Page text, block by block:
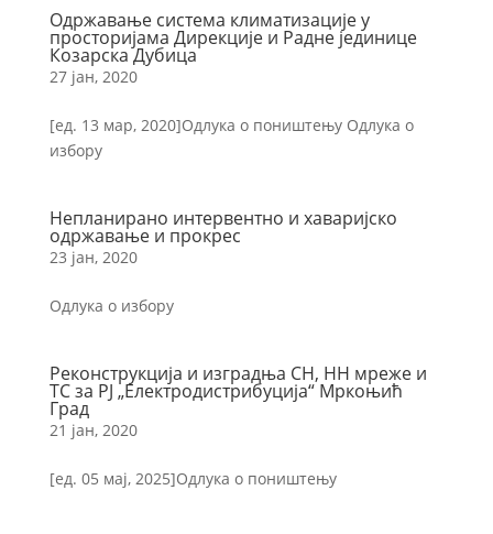
Одржавање система климатизације у
просторијама Дирекције и Радне јединице
Козарска Дубица
27 јан, 2020
[ед. 13 мар, 2020]Одлука о поништењу Одлука о
избору
Непланирано интервентно и хаваријско
одржавање и прокрес
23 јан, 2020
Одлука о избору
Реконструкција и изградња СН, НН мреже и
ТС за РЈ „Електродистрибуција“ Мркоњић
Град
21 јан, 2020
[ед. 05 мај, 2025]Одлука о поништењу